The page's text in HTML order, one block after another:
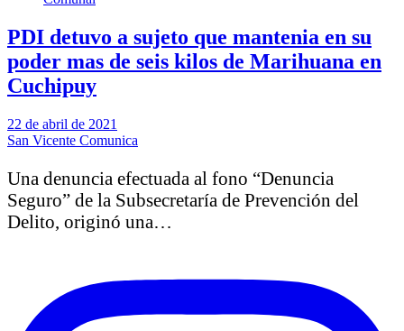
PDI detuvo a sujeto que mantenia en su
poder mas de seis kilos de Marihuana en
Cuchipuy
22 de abril de 2021
San Vicente Comunica
Una denuncia efectuada al fono “Denuncia
Seguro” de la Subsecretaría de Prevención del
Delito, originó una…